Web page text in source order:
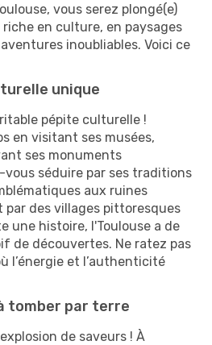
vous serez plongé(e)
en culture, en paysages
inoubliables. Voici ce
unique
pépite culturelle !
en visitant ses musées,
ses monuments
séduire par ses traditions
aux ruines
par des villages pittoresques
une histoire, l'Toulouse a de
de découvertes. Ne ratez pas
l’énergie et l’authenticité
tomber par terre
de saveurs ! À